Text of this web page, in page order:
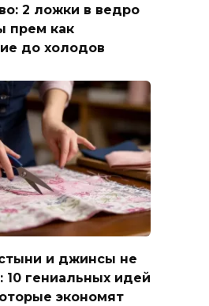
2 ложки в ведро
прем как
до холодов
и джинсы не
10 гениальных идей
экономят